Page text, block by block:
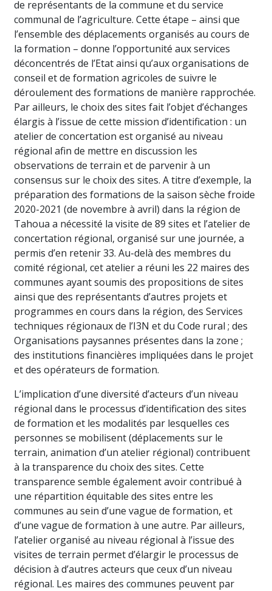
de représentants de la commune et du service
communal de l’agriculture. Cette étape – ainsi que
l’ensemble des déplacements organisés au cours de
la formation – donne l’opportunité aux services
déconcentrés de l’Etat ainsi qu’aux organisations de
conseil et de formation agricoles de suivre le
déroulement des formations de manière rapprochée.
Par ailleurs, le choix des sites fait l’objet d’échanges
élargis à l’issue de cette mission d’identification : un
atelier de concertation est organisé au niveau
régional afin de mettre en discussion les
observations de terrain et de parvenir à un
consensus sur le choix des sites. A titre d’exemple, la
préparation des formations de la saison sèche froide
2020-2021 (de novembre à avril) dans la région de
Tahoua a nécessité la visite de 89 sites et l’atelier de
concertation régional, organisé sur une journée, a
permis d’en retenir 33. Au-delà des membres du
comité régional, cet atelier a réuni les 22 maires des
communes ayant soumis des propositions de sites
ainsi que des représentants d’autres projets et
programmes en cours dans la région, des Services
techniques régionaux de l’I3N et du Code rural ; des
Organisations paysannes présentes dans la zone ;
des institutions financières impliquées dans le projet
et des opérateurs de formation.
L’implication d’une diversité d’acteurs d’un niveau
régional dans le processus d’identification des sites
de formation et les modalités par lesquelles ces
personnes se mobilisent (déplacements sur le
terrain, animation d’un atelier régional) contribuent
à la transparence du choix des sites. Cette
transparence semble également avoir contribué à
une répartition équitable des sites entre les
communes au sein d’une vague de formation, et
d’une vague de formation à une autre. Par ailleurs,
l’atelier organisé au niveau régional à l’issue des
visites de terrain permet d’élargir le processus de
décision à d’autres acteurs que ceux d’un niveau
régional. Les maires des communes peuvent par